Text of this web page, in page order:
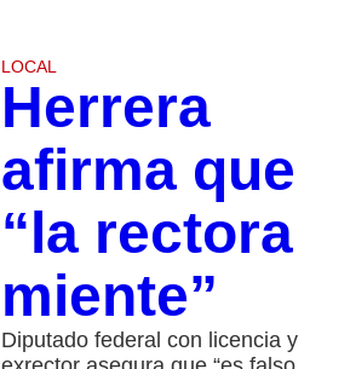
LOCAL
Herrera
afirma que
“la rectora
miente”
Diputado federal con licencia y